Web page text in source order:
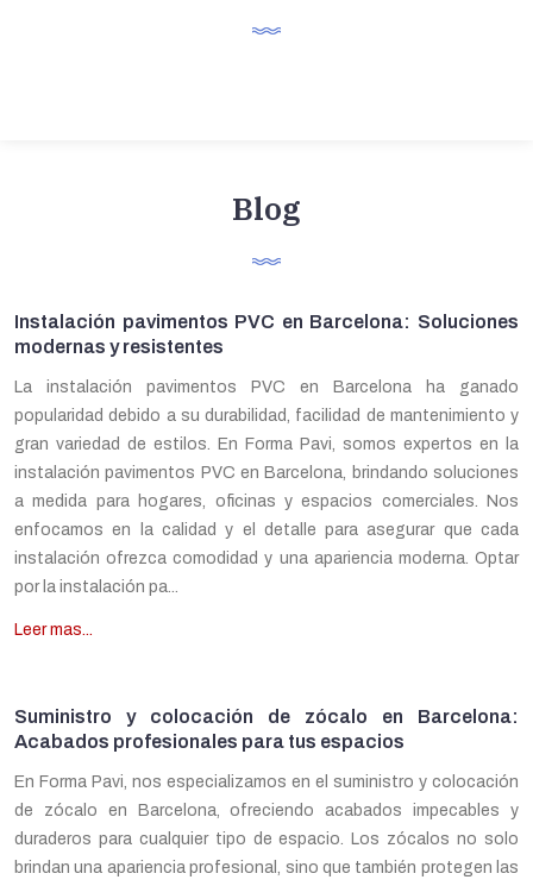
Blog
Instalación pavimentos PVC en Barcelona: Soluciones
modernas y resistentes
La instalación pavimentos PVC en Barcelona ha ganado
popularidad debido a su durabilidad, facilidad de mantenimiento y
gran variedad de estilos. En Forma Pavi, somos expertos en la
instalación pavimentos PVC en Barcelona, brindando soluciones
a medida para hogares, oficinas y espacios comerciales. Nos
enfocamos en la calidad y el detalle para asegurar que cada
instalación ofrezca comodidad y una apariencia moderna. Optar
por la instalación pa...
Leer mas...
Suministro y colocación de zócalo en Barcelona:
Acabados profesionales para tus espacios
En Forma Pavi, nos especializamos en el suministro y colocación
de zócalo en Barcelona, ofreciendo acabados impecables y
duraderos para cualquier tipo de espacio. Los zócalos no solo
brindan una apariencia profesional, sino que también protegen las